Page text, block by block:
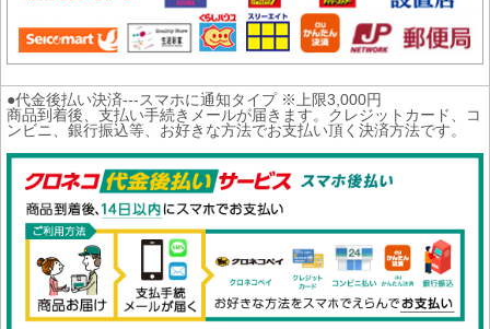
●代金後払い決済---スマホに通知タイプ ※上限3,000円
商品到着後、支払い手続きメールが届きます。クレジットカード、コ
ンビニ、銀行振込等、お好きな方法でお支払い頂く決済方法です。